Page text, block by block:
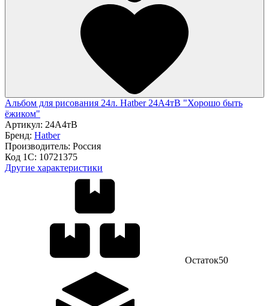
Альбом для рисования 24л. Hatber 24А4тВ "Хорошо быть
ёжиком"
Артикул: 24А4тВ
Бренд: Hatber
Производитель: Россия
Код 1С: 10721375
Другие характеристики
Остаток50